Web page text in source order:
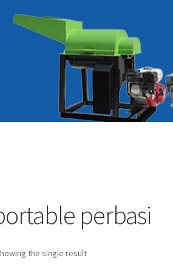
perbasi
the single result